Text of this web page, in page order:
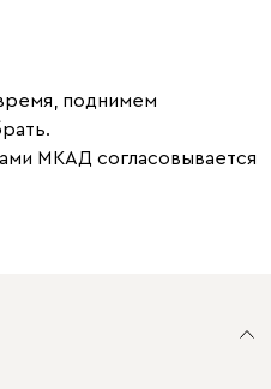
поднимем
МКАД согласовывается